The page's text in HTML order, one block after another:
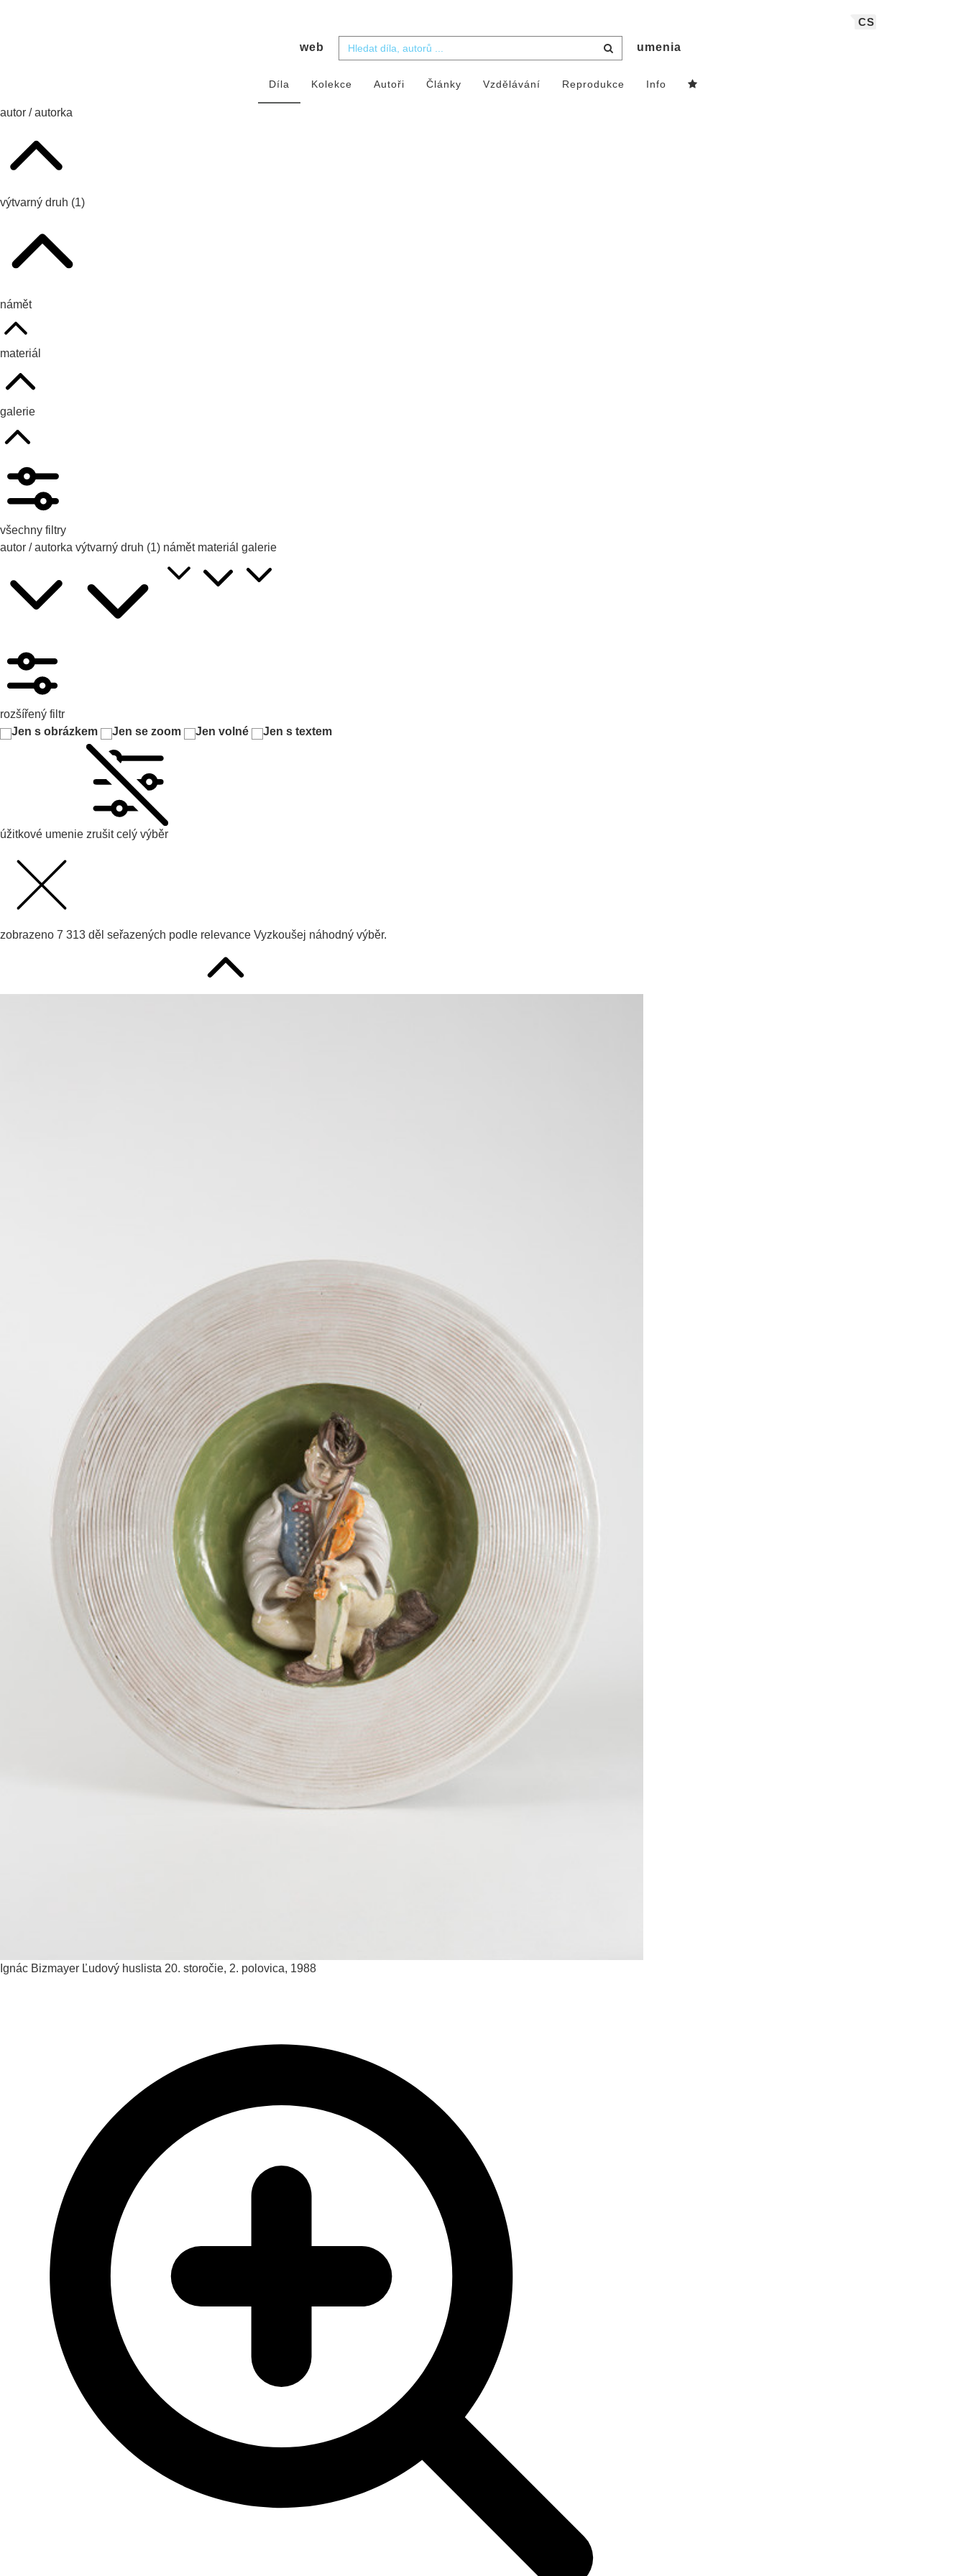
CS
web umenia
Díla Kolekce Autoři Články Vzdělávání Reprodukce Info
autor / autorka
výtvarný druh (1)
námět
materiál
galerie
všechny filtry
autor / autorka výtvarný druh (1) námět materiál galerie
rozšířený filtr
Jen s obrázkem
Jen se zoom Jen volné Jen s textem
úžitkové umenie zrušit celý výběr
zobrazeno 7 313 děl seřazených podle relevance Vyzkoušej náhodný výběr.
Ignác Bizmayer Ľudový huslista 20. storočie, 2. polovica, 1988